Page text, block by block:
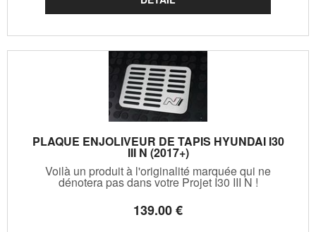
PLAQUE ENJOLIVEUR DE TAPIS HYUNDAI I30
III N (2017+)
Voilà un produit à l'originalité marquée qui ne
dénotera pas dans votre Projet I30 III N !
139.00€